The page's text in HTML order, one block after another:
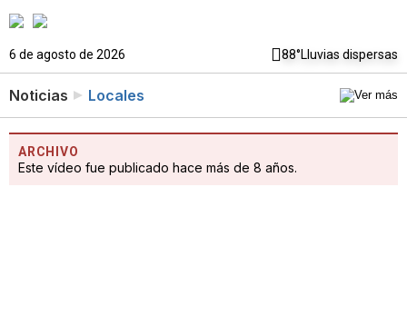
6 de agosto de 2026 88°Lluvias dispersas
Noticias Locales
ARCHIVO
Este vídeo fue publicado hace más de 8 años.